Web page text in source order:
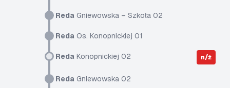
Reda Gniewowska – Szkoła 02
Reda Os. Konopnickiej 01
Reda Konopnickiej 02 n/ż
Reda Gniewowska 02